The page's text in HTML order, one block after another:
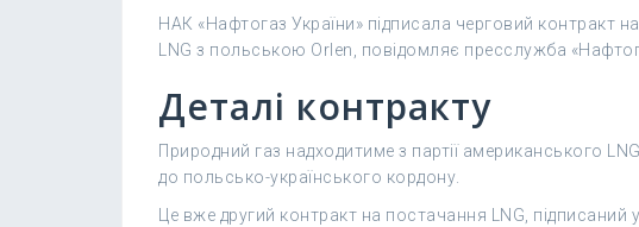
НАК «Нафтогаз України» підписала черговий контракт
LNG з польською Orlen, повідомляє пресслужба
Деталі контракту
Природний газ надходитиме з партії американського
до польсько-українського кордону.
Це вже другий контракт на постачання LNG,